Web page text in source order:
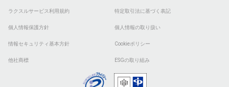
ラクスルサービス利用規約 特定取引法に基づく表記
個人情報保護方針 個人情報の取り扱い
情報セキュリティ基本方針 Cookieポリシー
他社商標 ESGの取り組み